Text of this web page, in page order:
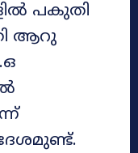
പകുതി
ആറു